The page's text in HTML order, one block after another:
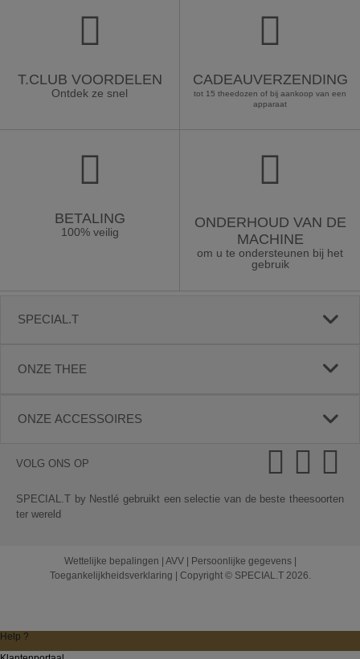
T.CLUB VOORDELEN
Ontdek ze snel
CADEAUVERZENDING
tot 15 theedozen of bij aankoop van een
apparaat
BETALING
100% veilig
ONDERHOUD VAN DE
MACHINE
om u te ondersteunen bij het
gebruik
SPECIAL.T
ONZE THEE
ONZE ACCESSOIRES
VOLG ONS OP
SPECIAL.T by Nestlé gebruikt een selectie van de beste theesoorten
ter wereld
Wettelijke bepalingen AVV| Persoonlijke gegevens|
Toegankelijkheidsverklaring
Copyright © SPECIAL.T 2026.
Help ?